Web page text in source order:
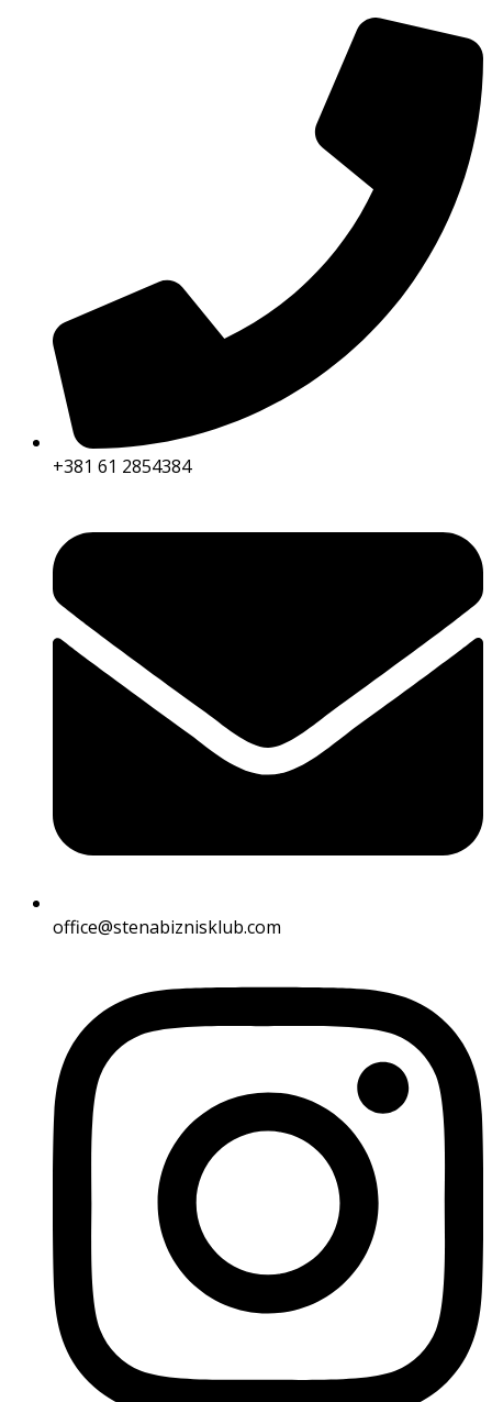
+381 61 2854384
office@stenabiznisklub.com